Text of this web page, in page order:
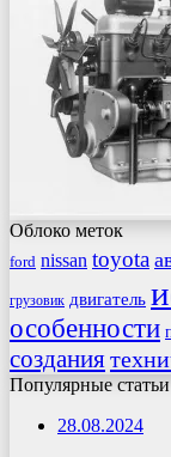
Облоко меток
ford nissan toyota
грузовик двигатель
особенности
создания
Популярные статьи
28.08.2024